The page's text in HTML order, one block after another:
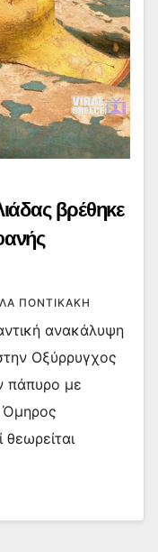
βρέθηκε
ΠΟΝΤΙΚΆΚΗ
ανακάλυψη
Οξύρρυγχος
πάπυρο με
Όμηρος